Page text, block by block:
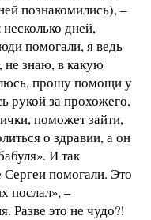
познакомились), –
дней,
помогали, я ведь
не знаю, в какую
прошу помощи у
рукой за прохожего,
поможет зайти,
о здравии, а он
И так
Сергеи помогали. Это
послал», –
Разве это не чудо?!